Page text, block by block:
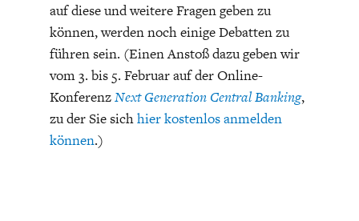
auf diese und weitere Fragen geben zu
können, werden noch einige Debatten zu
führen sein. (Einen Anstoß dazu geben wir
vom 3. bis 5. Februar auf der Online-
KonferenzNext Generation Central Banking,
zu der Sie sichhier kostenlos anmelden
können.)